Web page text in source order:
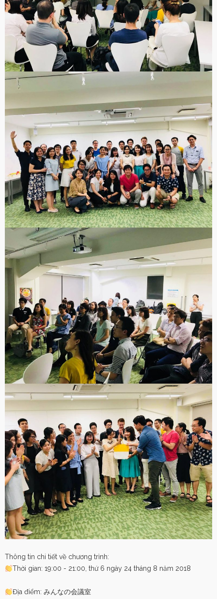
Thông tin chi tiết về chương trình:
Thời gian: 19:00 - 21:00, thứ 6 ngày 24 tháng 8 năm 2018
Địa điểm: みんなの会議室